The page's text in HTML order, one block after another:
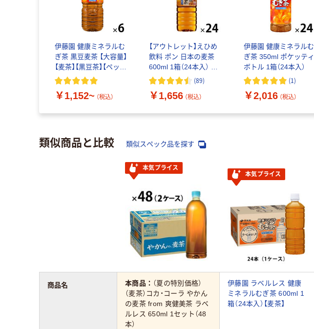
伊藤園 健康ミネラルむ
ぎ茶 黒豆麦茶 【大容量】
【麦茶】【黒豆茶】【ペット
ボトル】【ノンカフェイ
￥1,152~ （税込）
【アウトレット】えひめ
飲料 ポン 日本の麦茶
600ml 1箱（24本入） ペ
ットボトル飲料 ノンカ
(89)
￥1,656 （税込）
伊藤園 健康ミネラルむ
ぎ茶 350ml ポケッティ
ボトル 1箱（24本入）
(1)
￥2,016 （税込）
類似商品と比較 類似スペック品を探す
本気プライス
本気プライス
商品名 本商品： （夏の特別価格）
（麦茶）コカ・コーラ やかん
の麦茶 from 爽健美茶 ラベ
ルレス 650ml 1セット（48
本）
伊藤園 ラベルレス 健康
ミネラルむぎ茶 600ml 1
箱（24本入）【麦茶】